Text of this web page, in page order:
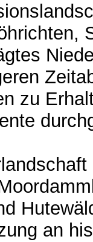
zu
an